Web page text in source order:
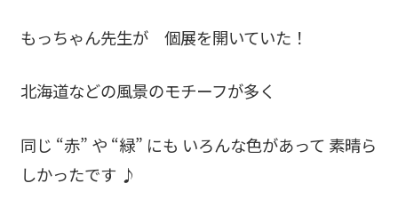
もっちゃん先生が 個展を開いていた！
北海道などの風景のモチーフが多く
同じ “赤” や “緑” にも いろんな色があって 素晴ら
しかったです ♪